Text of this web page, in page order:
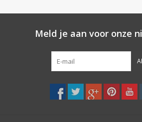
Meld je aan voor onze